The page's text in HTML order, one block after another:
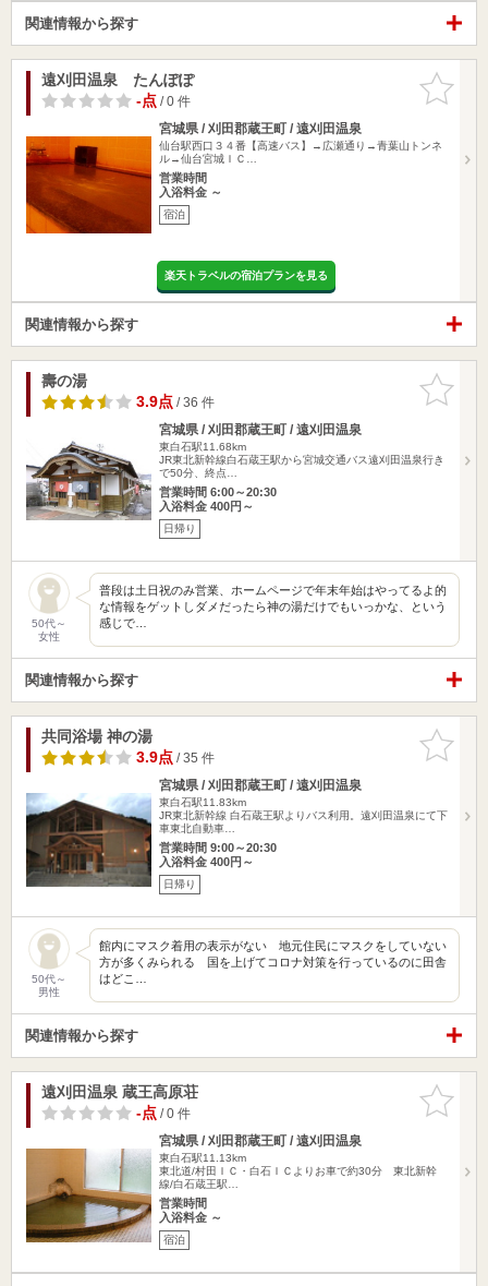
関連情報から探す
お気に入
りに追加
遠刈田温泉 たんぽぽ
-点 / 0 件
宮城県 / 刈田郡蔵王町 / 遠刈田温泉
仙台駅西口３４番【高速バス】→広瀬通り→青葉山トンネ
ル→仙台宮城ＩＣ…
営業時間
入浴料金 ～
宿泊
楽天トラベルの宿泊プランを見る
関連情報から探す
お気に入
りに追加
壽の湯
3.9点 / 36 件
宮城県 / 刈田郡蔵王町 / 遠刈田温泉
東白石駅11.68km
JR東北新幹線白石蔵王駅から宮城交通バス遠刈田温泉行き
で50分、終点…
営業時間 6:00～20:30
入浴料金 400円～
日帰り
50代～
女性
普段は土日祝のみ営業、ホームページで年末年始はやってるよ的
な情報をゲットしダメだったら神の湯だけでもいっかな、という
感じで…
関連情報から探す
お気に入
りに追加
共同浴場 神の湯
3.9点 / 35 件
宮城県 / 刈田郡蔵王町 / 遠刈田温泉
東白石駅11.83km
JR東北新幹線 白石蔵王駅よりバス利用。遠刈田温泉にて下
車東北自動車…
営業時間 9:00～20:30
入浴料金 400円～
日帰り
50代～
男性
館内にマスク着用の表示がない 地元住民にマスクをしていない
方が多くみられる 国を上げてコロナ対策を行っているのに田舎
はどこ…
関連情報から探す
お気に入
りに追加
遠刈田温泉 蔵王高原荘
-点 / 0 件
宮城県 / 刈田郡蔵王町 / 遠刈田温泉
東白石駅11.13km
東北道/村田ＩＣ・白石ＩＣよりお車で約30分 東北新幹
線/白石蔵王駅…
営業時間
入浴料金 ～
宿泊